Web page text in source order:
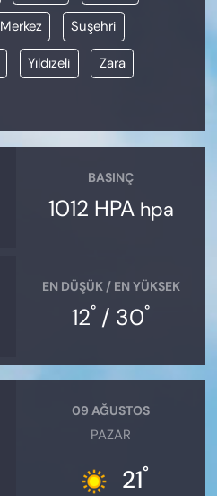
Merkez Suşehri
Yıldızeli Zara
BASINÇ
1012 HPA hpa
EN DÜŞÜK / EN YÜKSEK
12° / 30°
09 AĞUSTOS
PAZAR
21°